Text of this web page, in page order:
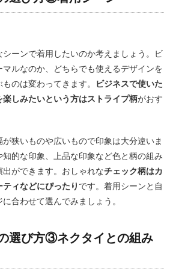
シーンで着用したいのか考えましょう。ビ
ルなのか、どちらでも使えるデザインを
のは変わってきます。
ビジネスで使いた
しみたいという方はストライプ柄がおす
狭いものや広いもので印象は大分違いま
的な印象、上品な印象など色と柄の組み
ができます。おしゃれなチェック柄はカ
ィなどにぴったり です。着用シーンと自
合わせて選んでみましょう。
選び方③ネクタイとの組み